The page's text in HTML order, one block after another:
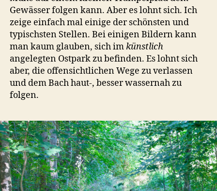
Gewässer folgen kann. Aber es lohnt sich. Ich
zeige einfach mal einige der schönsten und
typischsten Stellen. Bei einigen Bildern kann
man kaum glauben, sich imkünstlich
angelegten Ostpark zu befinden. Es lohnt sich
aber, die offensichtlichen Wege zu verlassen
und dem Bach haut-, besser wassernah zu
folgen.